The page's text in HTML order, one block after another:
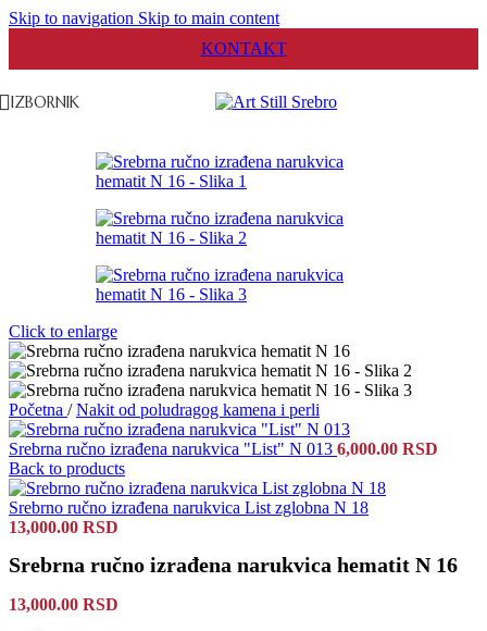
Skip to navigation Skip to main content
KONTAKT
IZBORNIK
Click to enlarge
Početna / Nakit od poludragog kamena i perli
Srebrna ručno izrađena narukvica "List" N 013 6,000.00 RSD
Back to products
Srebrno ručno izrađena narukvica List zglobna N 18
13,000.00 RSD
Srebrna ručno izrađena narukvica hematit N 16
13,000.00 RSD